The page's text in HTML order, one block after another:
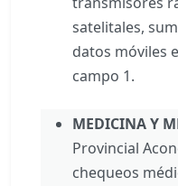
satelitales,
datos móviles
campo 1.
MEDICINA Y
Provincial
chequeos